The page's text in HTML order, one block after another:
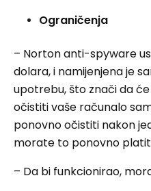
Ograničenja
– Norton anti-spyware
dolara, i namijenjena je
upotrebu, što znači da
očistiti vaše računalo
ponovno očistiti nakon
morate to ponovno
– Da bi funkcionirao,